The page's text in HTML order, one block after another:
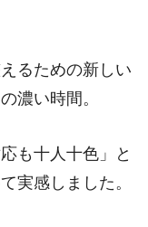
るための新しい
濃い時間。
も十人十色」と
実感しました。